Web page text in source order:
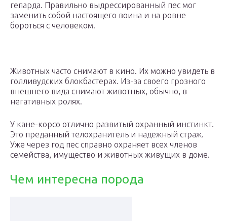
гепарда. Правильно выдрессированный пес мог
заменить собой настоящего воина и на ровне
бороться с человеком.
Животных часто снимают в кино. Их можно увидеть в
голливудских блокбастерах. Из-за своего грозного
внешнего вида снимают животных, обычно, в
негативных ролях.
У кане-корсо отлично развитый охранный инстинкт.
Это преданный телохранитель и надежный страж.
Уже через год пес справно охраняет всех членов
семейства, имущество и животных живущих в доме.
Чем интересна порода